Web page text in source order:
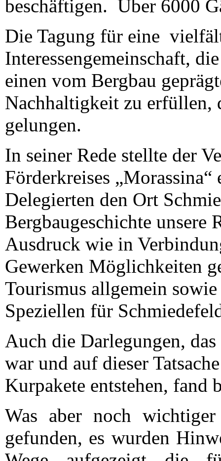
beschäftigen. Über 6000
Die Tagung für eine
Interessengemeinschaft,
einen vom Bergbau
Nachhaltigkeit zu erfüllen,
gelungen.
In seiner Rede stellte der
Förderkreises
Delegierten den Ort
Bergbaugeschichte unsere
Ausdruck wie in
Gewerken Möglichkeiten
Tourismus allgemein
Speziellen für
Auch die Darlegungen,
war und auf dieser
Kurpakete entstehen, fand
Was aber noch
gefunden, es wurden